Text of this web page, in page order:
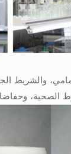
والشريط